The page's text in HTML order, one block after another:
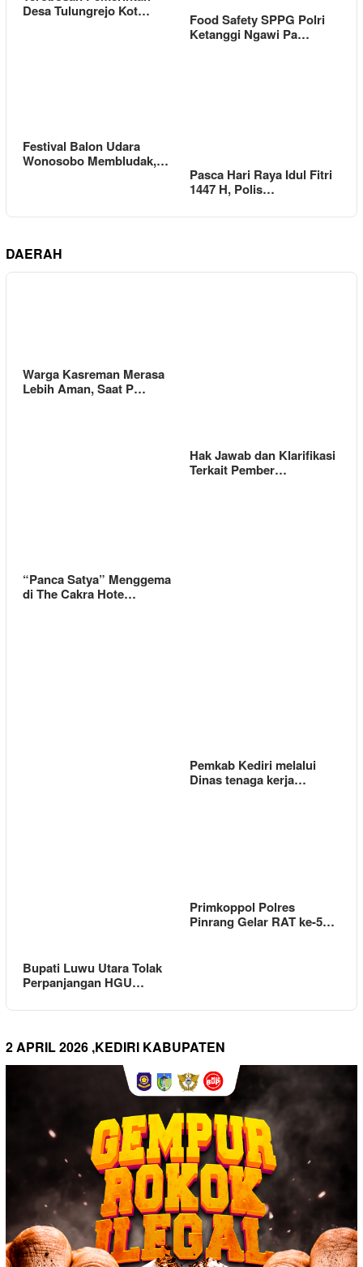
Desa Tulungrejo Kot…
Food Safety SPPG Polri
Ketanggi Ngawi Pa…
Festival Balon Udara
Wonosobo Membludak,…
Pasca Hari Raya Idul Fitri
1447 H, Polis…
DAERAH
Warga Kasreman Merasa
Lebih Aman, Saat P…
Hak Jawab dan Klarifikasi
Terkait Pember…
“Panca Satya” Menggema
di The Cakra Hote…
Pemkab Kediri melalui
Dinas tenaga kerja…
Bupati Luwu Utara Tolak
Perpanjangan HGU…
Primkoppol Polres
Pinrang Gelar RAT ke-5…
2 APRIL 2026 ,KEDIRI KABUPATEN